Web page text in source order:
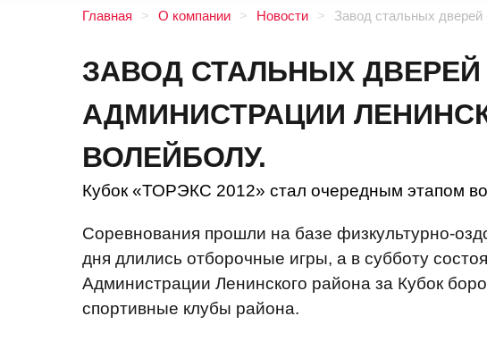
Главная О компании Новости Завод стальных дверей
ЗАВОД СТАЛЬНЫХ
АДМИНИСТРАЦИИ
ВОЛЕЙБОЛУ.
Кубок «ТОРЭКС 2012» стал очередным этапом
Соревнования прошли на базе физкультурно-
дня длились отборочные игры, а в субботу
Администрации Ленинского района за Кубок
спортивные клубы района.